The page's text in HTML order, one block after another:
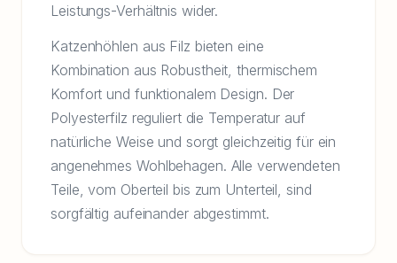
Leistungs-Verhältnis wider.
Katzenhöhlen aus Filz bieten eine
Kombination aus Robustheit, thermischem
Komfort und funktionalem Design. Der
Polyesterfilz reguliert die Temperatur auf
natürliche Weise und sorgt gleichzeitig für ein
angenehmes Wohlbehagen. Alle verwendeten
Teile, vom Oberteil bis zum Unterteil, sind
sorgfältig aufeinander abgestimmt.